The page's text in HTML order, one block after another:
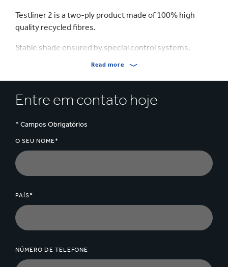
Testliner 2 is a two-ply product made of 100% high
quality recycled fibres.
Stable shade ensured by special control systems.
Read more
Entre em contato hoje
* Campos Obrigatórios
O SEU NOME*
PAÍS*
NÚMERO DE TELEFONE